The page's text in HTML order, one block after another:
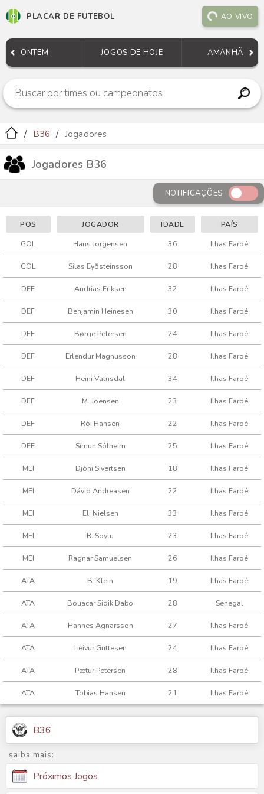
PLACAR DE FUTEBOL AO VIVO
ONTEM JOGOS DE HOJE AMANHÃ
B36 Jogadores
Jogadores B36
NOTIFICAÇÕES
POS JOGADOR IDADE
PAÍS
GOL
Hans Jorgensen 36 Ilhas Faroé
GOL Silas Eyðsteinsson 28 Ilhas Faroé
DEF Andrias Eriksen 32 Ilhas Faroé
DEF Benjamin Heinesen 30 Ilhas Faroé
DEF Børge Petersen 24 Ilhas Faroé
DEF Erlendur Magnusson 28 Ilhas Faroé
DEF Heini Vatnsdal 34 Ilhas Faroé
DEF M. Joensen 23 Ilhas Faroé
DEF Rói Hansen 22 Ilhas Faroé
DEF Símun Sólheim 25 Ilhas Faroé
MEI Djóni Sivertsen 18 Ilhas Faroé
MEI Dávid Andreasen 22 Ilhas Faroé
MEI Eli Nielsen 33 Ilhas Faroé
MEI R. Soylu 23 Ilhas Faroé
MEI Ragnar Samuelsen 26 Ilhas Faroé
ATA B. Klein 19 Ilhas Faroé
ATA Bouacar Sidik Dabo 28 Senegal
ATA Hannes Agnarsson 27 Ilhas Faroé
ATA Leivur Guttesen 24 Ilhas Faroé
ATA Pætur Petersen 28 Ilhas Faroé
ATA Tobias Hansen 21 Ilhas Faroé
B36
saiba mais:
Próximos Jogos